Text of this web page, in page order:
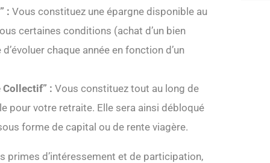
: Vous constituez une épargne disponible au
certaines conditions (achat d’un bien
chaque année en fonction d’un
Collectif” : Vous constituez tout au long de
pour votre retraite. Elle sera ainsi débloqué
forme de capital ou de rente viagère.
primes d’intéressement et de participation,